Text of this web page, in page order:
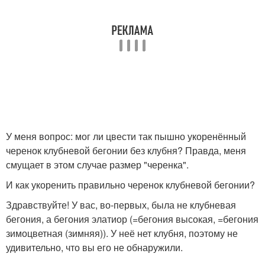
У меня вопрос: мог ли цвести так пышно укоренённый
черенок клубневой бегонии без клубня? Правда, меня
смущает в этом случае размер "черенка".
И как укоренить правильно черенок клубневой бегонии?
Здравствуйте! У вас, во-первых, была не клубневая
бегония, а бегония элатиор (=бегония высокая, =бегония
зимоцветная (зимняя)). У неё нет клубня, поэтому не
удивительно, что вы его не обнаружили.